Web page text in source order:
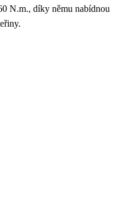
N.m., díky němu nabídnou